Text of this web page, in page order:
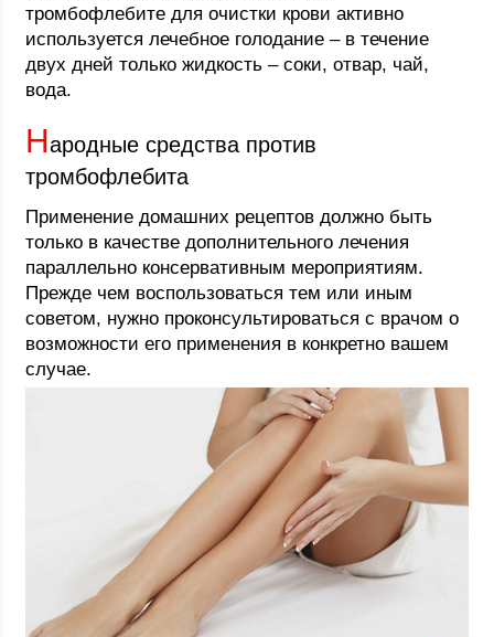
тромбофлебите для очистки крови активно
используется лечебное голодание – в течение
двух дней только жидкость – соки, отвар, чай,
вода.
Народные средства против
тромбофлебита
Применение домашних рецептов должно быть
только в качестве дополнительного лечения
параллельно консервативным мероприятиям.
Прежде чем воспользоваться тем или иным
советом, нужно проконсультироваться с врачом о
возможности его применения в конкретно вашем
случае.